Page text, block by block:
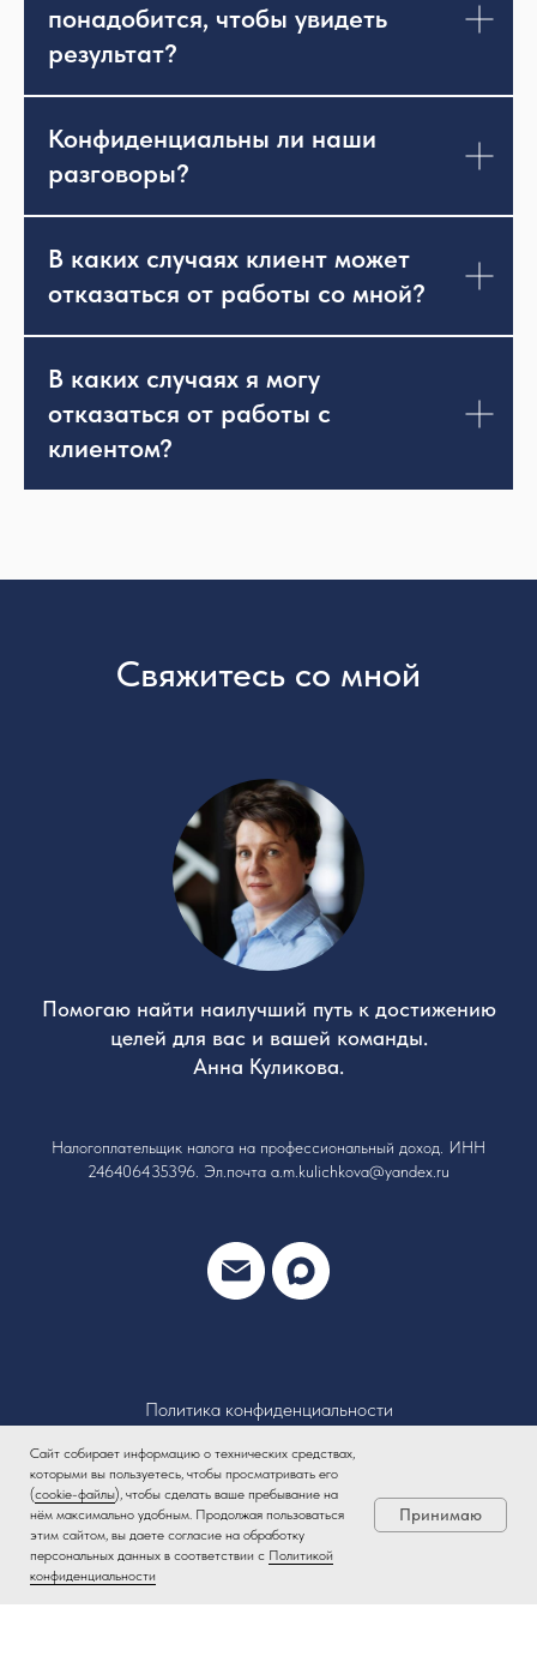
понадобится, чтобы увидеть
результат?
Конфиденциальны ли наши
разговоры?
В каких случаях клиент может
отказаться от работы со мной?
В каких случаях я могу
отказаться от работы с
клиентом?
Свяжитесь со мной
Помогаю найти наилучший путь к достижению
целей для вас и вашей команды.
Анна Куликова.
Налогоплательщик налога на профессиональный доход. ИНН
246406435396. Эл.почта a.m.kulichkova@yandex.ru
Политика конфиденциальности
Сайт собирает информацию о технических средствах,
которыми вы пользуетесь, чтобы просматривать его
(cookie-файлы), чтобы сделать ваше пребывание на
нём максимально удобным. Продолжая пользоваться
этим сайтом, вы даете согласие на обработку
персональных данных в соответствии с Политикой
конфиденциальности
Принимаю